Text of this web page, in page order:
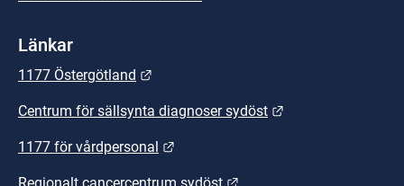
Länkar
1177 Östergötland
Centrum för sällsynta diagnoser sydöst
1177 för vårdpersonal